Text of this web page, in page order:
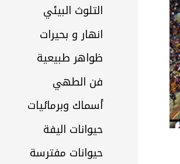
التلوث البيئي
انهار و بحيرات
ظواهر طبيعية
فن الطهي
أسماك وبرمائيات
حيوانات اليفة
حيوانات مفترسة